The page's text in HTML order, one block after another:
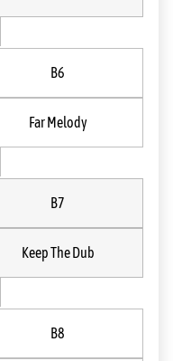
B6
Far Melody
B7
Keep The Dub
B8